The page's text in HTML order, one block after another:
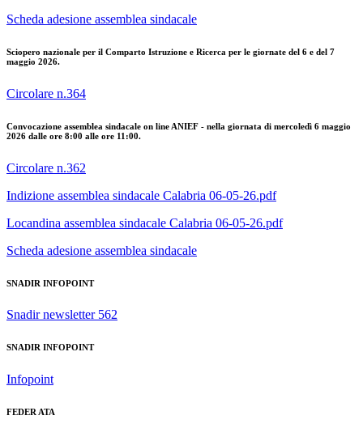
Scheda adesione assemblea sindacale
Sciopero nazionale per il Comparto Istruzione e Ricerca per le giornate del 6 e del 7
maggio 2026.
Circolare n.364
Convocazione assemblea sindacale on line ANIEF - nella giornata di mercoledì 6 maggio
2026 dalle ore 8:00 alle ore 11:00.
Circolare n.362
Indizione assemblea sindacale Calabria 06-05-26.pdf
Locandina assemblea sindacale Calabria 06-05-26.pdf
Scheda adesione assemblea sindacale
SNADIR INFOPOINT
Snadir newsletter 562
SNADIR INFOPOINT
Infopoint
FEDER ATA